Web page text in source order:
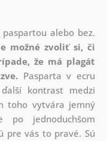
alebo bez.
možné zvoliť si, či
že má plagát
Pasparta v ecru
kontrast medzi
toho vytvára jemný
jednoduchšom
pre vás to pravé. Sú